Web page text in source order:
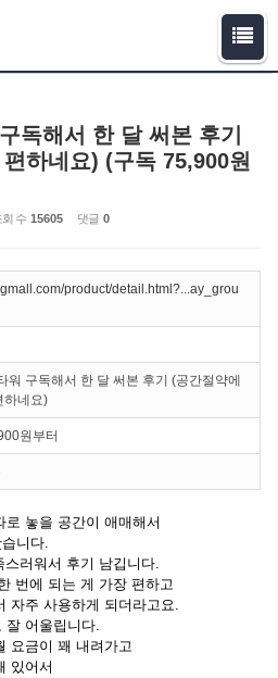
독해서 한 달 써본 후기
하네요) (구독 75,900원
회 수 15605 댓글 0
product/detail.html?...ay_grou
워 구독해서 한 달 써본 후기 (공간절약에
하네요)
원부터
놓을 공간이 애매해서
니다.
러워서 후기 남깁니다.
번에 되는 게 가장 편하고
자주 사용하게 되더라고요.
잘 어울립니다.
요금이 꽤 내려가고
있어서